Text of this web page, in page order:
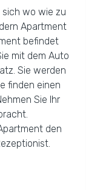
sich wo wie zu
Apartment
befindet
mit dem Auto
Sie werden
finden einen
Sie Ihr
den